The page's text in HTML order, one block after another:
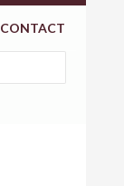
CONTACT